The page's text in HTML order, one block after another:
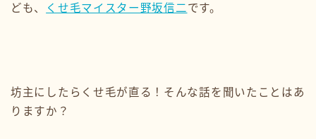
ども、 くせ毛マイスター野坂信二です。
坊主にしたらくせ毛が直る！そんな話を聞いたことはあ
りますか？